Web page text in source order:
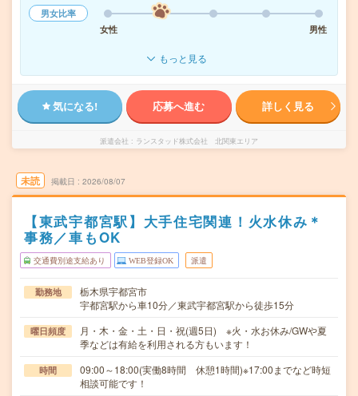
男女比率
女性
男性
もっと見る
気になる! 応募へ進む 詳しく見る
派遣会社 ランスタッド株式会社 北関東エリア
未読 掲載日 2026/08/07
【東武宇都宮駅】大手住宅関連！火水休み＊
事務／車もOK
交通費別途支給あり WEB登録OK 派遣
勤務地
栃木県宇都宮市
宇都宮駅から車10分／東武宇都宮駅から徒歩15分
曜日頻度
月・木・金・土・日・祝(週5日) ※火・水お休み/GWや夏
季などは有給を利用される方もいます！
時間
09:00～18:00(実働8時間 休憩1時間)※17:00までなど時短
相談可能です！